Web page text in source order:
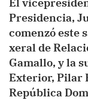
Presidencia,
comenzó este
xeral de
Gamallo, y la
Exterior, Pilar
República